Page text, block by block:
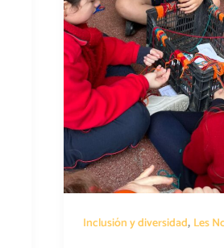
Inclusión y diversidad, Les